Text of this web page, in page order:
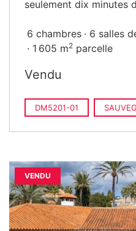
seulement dix minutes
6 chambres 6 salles
1 605 m2 parcelle
Vendu
DM5201-01
VENDU